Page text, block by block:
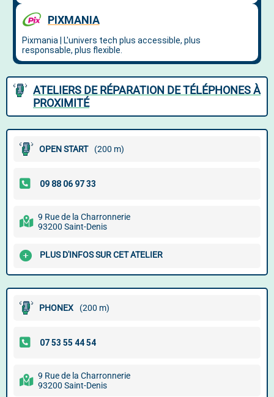
ATELIERS DE RÉPARATION DE TÉLÉPHONES À
PROXIMITÉ
OPEN START (200 m)
9 Rue de la Charronnerie
93200 Saint-Denis
PLUS D'INFOS SUR CET ATELIER
PHONEX (200 m)
9 Rue de la Charronnerie
93200 Saint-Denis